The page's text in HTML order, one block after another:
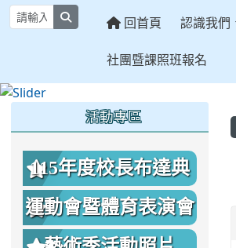
回首頁 認識我們
社團暨課照班報名
活動專區
115年度校長布達典
禮照片
運動會暨體育表演會
照片